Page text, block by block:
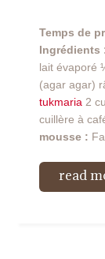
Temps de
Ingrédients
lait évaporé
(agar agar)
tukmaria 2
cuillère à
mousse :
read